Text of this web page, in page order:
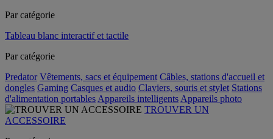
Par catégorie
Tableau blanc interactif et tactile
Par catégorie
Predator Vêtements, sacs et équipement Câbles, stations d'accueil et
dongles Gaming Casques et audio Claviers, souris et stylet Stations
d'alimentation portables Appareils intelligents Appareils photo
TROUVER UN
ACCESSOIRE